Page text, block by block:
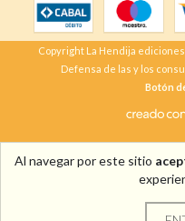
Al navegar por este sitio
Copyright La Hendija
Defensa de las y los
Botón